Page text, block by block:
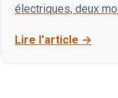
électriques, deux
Lire l'article